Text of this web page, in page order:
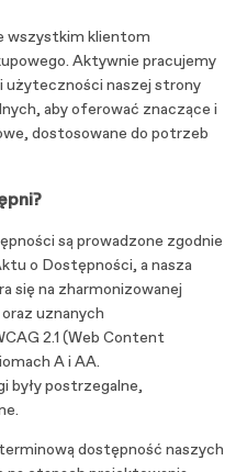
wszystkim klientom
Aktywnie pracujemy
użyteczności naszej strony
aby oferować znaczące i
dostosowane do potrzeb
są prowadzone zgodnie
o Dostępności, a nasza
się na zharmonizowanej
uznanych
2.1 (Web Content
A i AA.
były postrzegalne,
dostępność naszych